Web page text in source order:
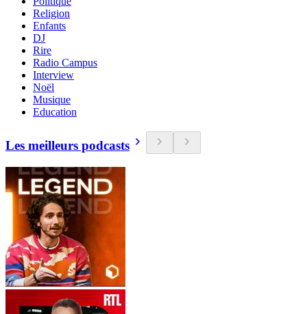
Religion
Enfants
DJ
Rire
Radio Campus
Interview
Noël
Musique
Education
Les meilleurs podcasts